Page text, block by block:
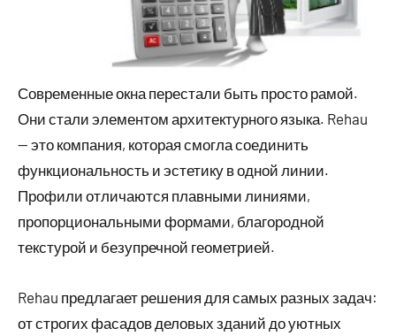
Современные окна перестали быть просто рамой.
Они стали элементом архитектурного языка. Rehau
— это компания, которая смогла соединить
функциональность и эстетику в одной линии.
Профили отличаются плавными линиями,
пропорциональными формами, благородной
текстурой и безупречной геометрией.
Rehau предлагает решения для самых разных задач:
от строгих фасадов деловых зданий до уютных